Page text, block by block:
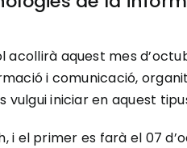
acollirà aquest mes
i comunicació,
iniciar en aquest
i el primer es farà el 07